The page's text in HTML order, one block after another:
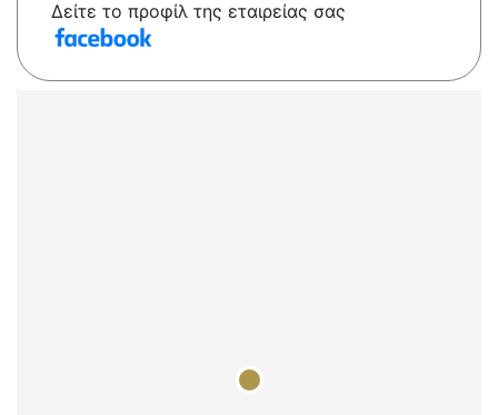
Δείτε το προφίλ της εταιρείας σας